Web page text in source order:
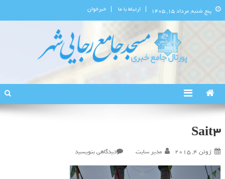
پنج شنبه, مرداد ۱۵, ۱۴۰۵ ارتباط با ما خبرخوان
پورتال اطلاع‌رسانی مسجد جامع
Sait3
ژوئن 4, 2015 مدیر سایت دیدگاهی بنویسیددر